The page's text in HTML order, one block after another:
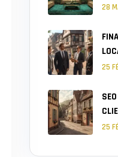
28
25
25